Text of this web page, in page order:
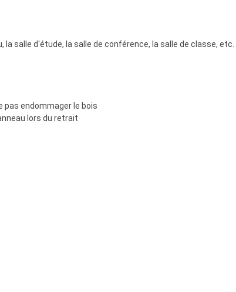
salle d'étude, la salle de conférence, la salle de classe, etc.
pas endommager le bois
lors du retrait